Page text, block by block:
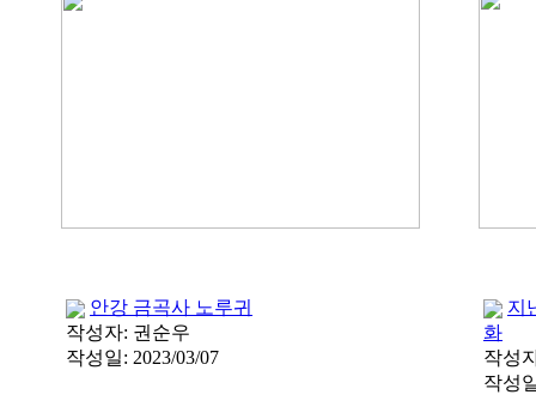
안강 금곡사 노루귀
작성자: 권순우
작성일: 2023/03/07
지
화
작성
작성